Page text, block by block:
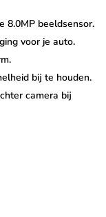
de nieuwste
Ultra 4K
in 25fps,
De HDR
bij
voertuigen met
8.0MP beeldsensor.
voor je auto.
bij te houden.
camera bij